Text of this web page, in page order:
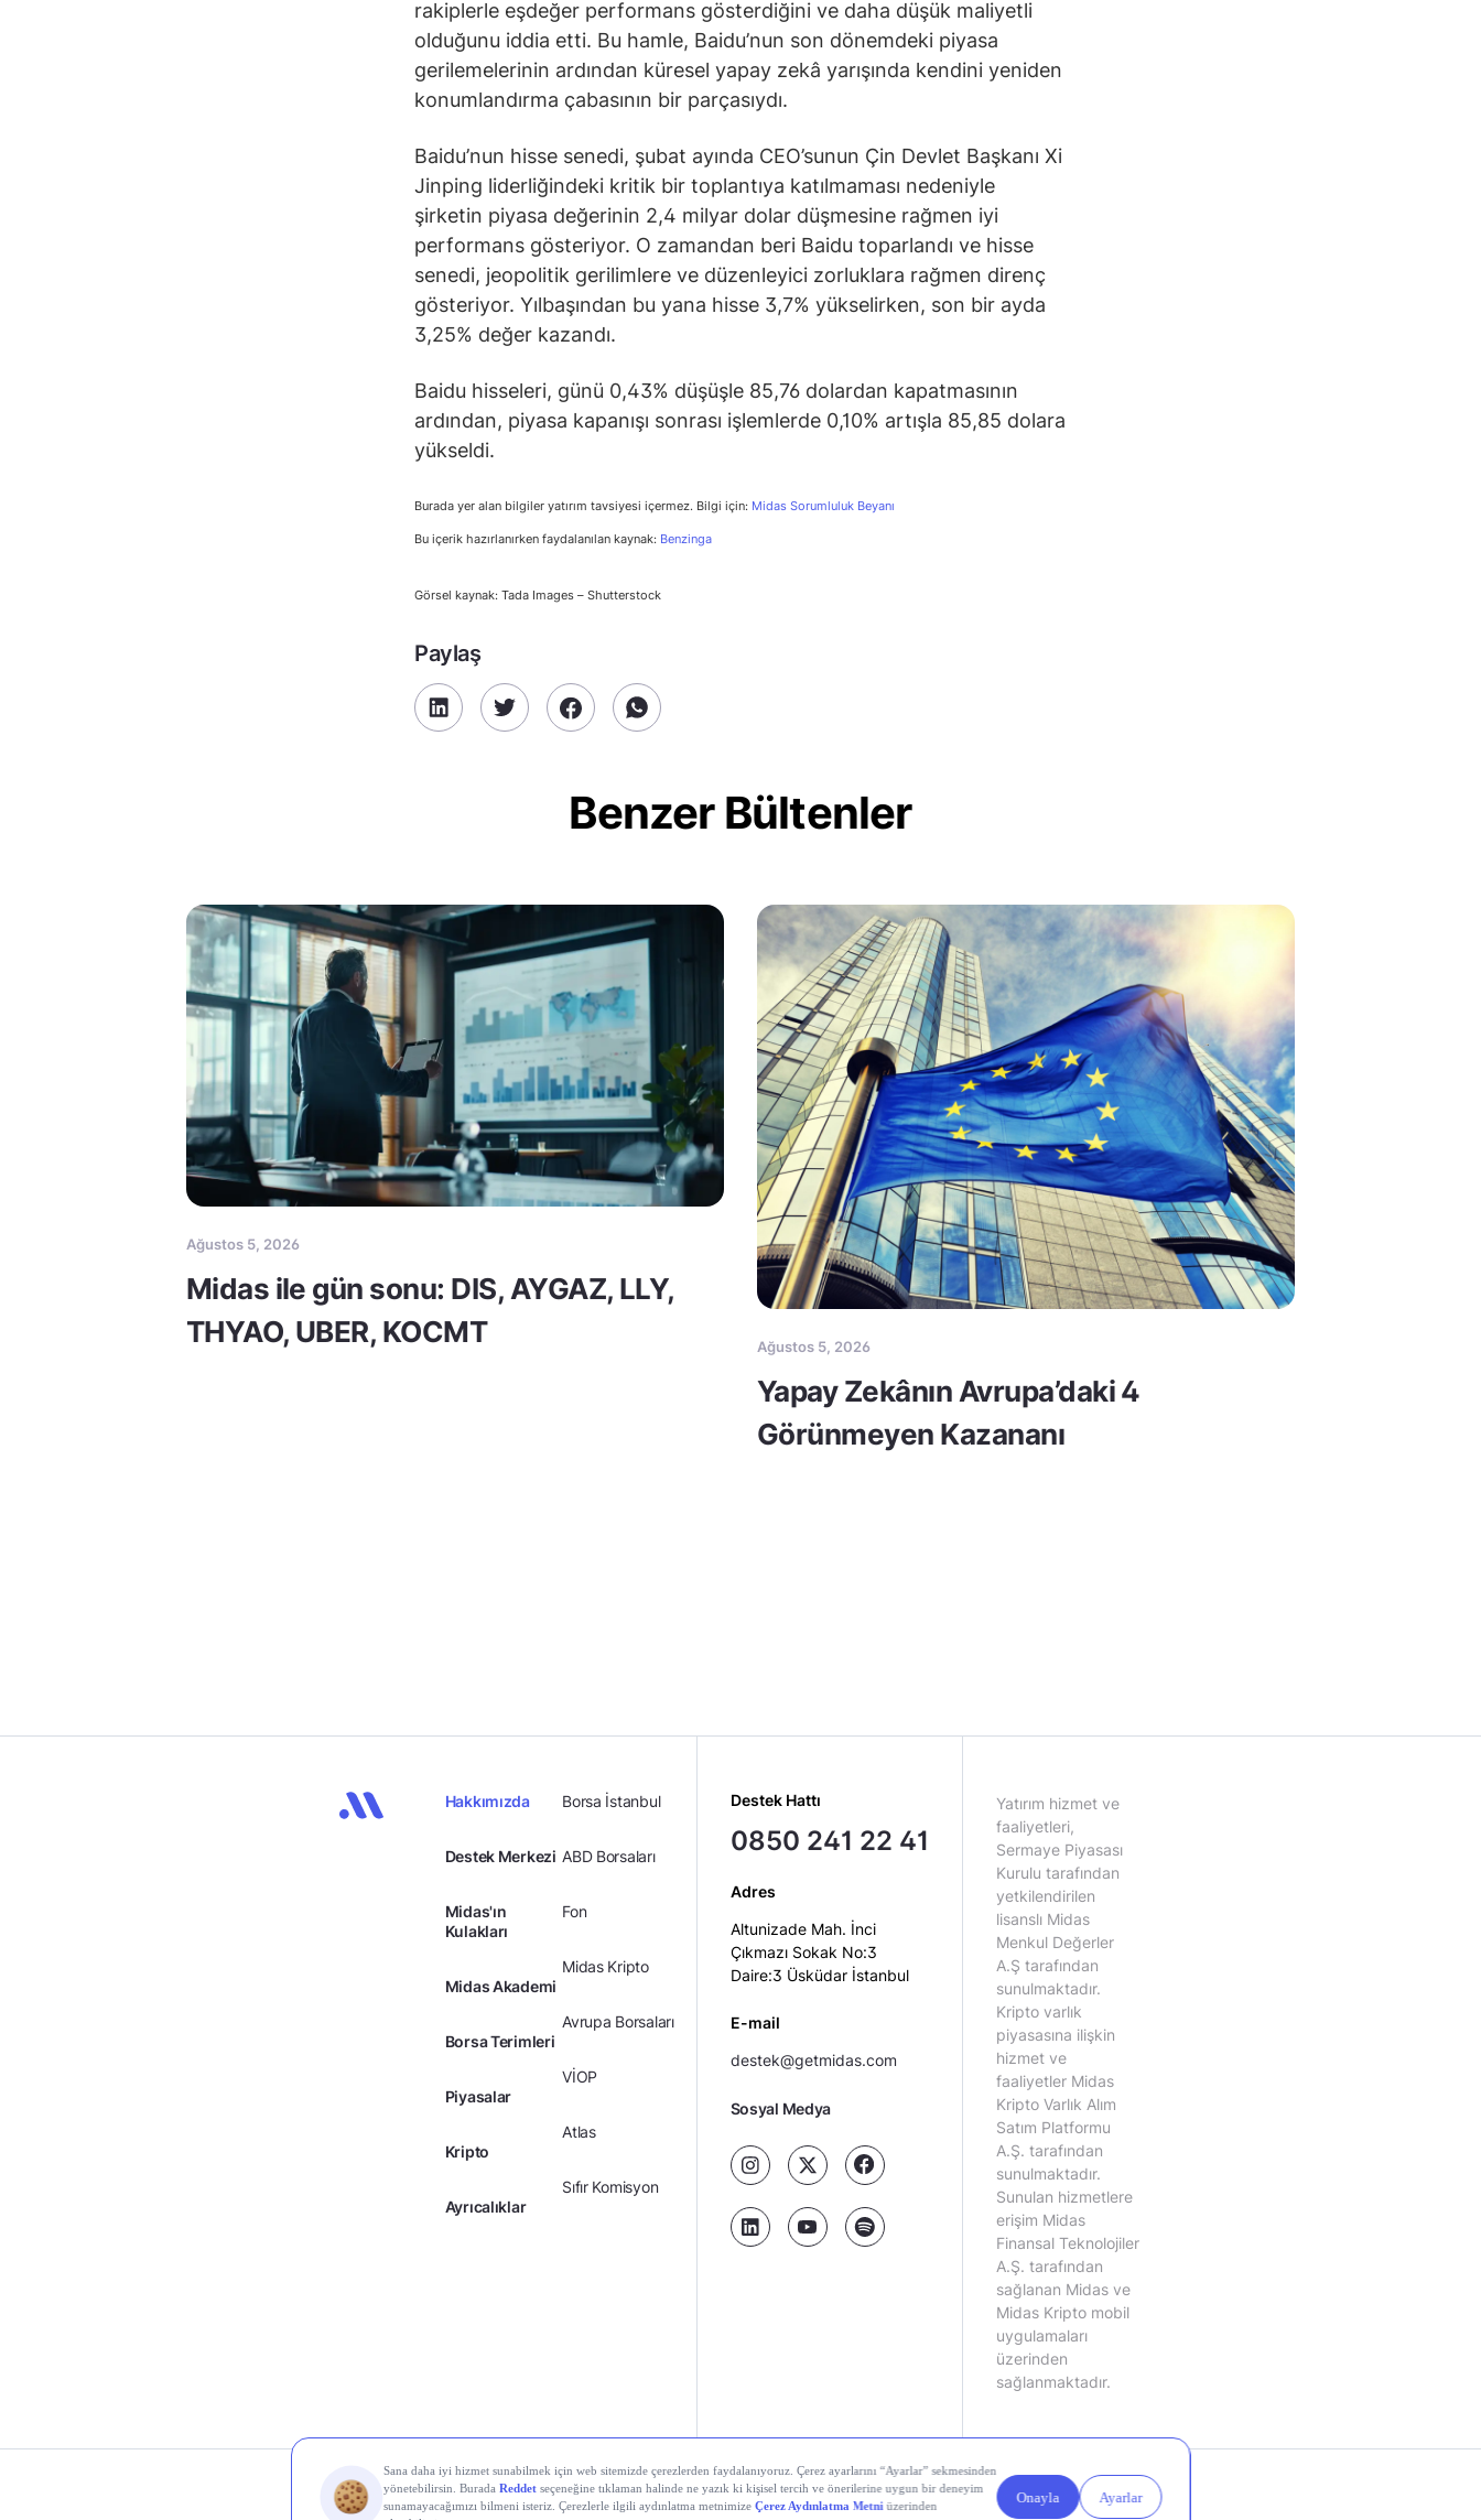
rakiplerle eşdeğer performans gösterdiğini ve daha düşük maliyetli
olduğunu iddia etti. Bu hamle, Baidu’nun son dönemdeki piyasa
gerilemelerinin ardından küresel yapay zekâ yarışında kendini yeniden
konumlandırma çabasının bir parçasıydı.
Baidu’nun hisse senedi, şubat ayında CEO’sunun Çin Devlet Başkanı Xi
Jinping liderliğindeki kritik bir toplantıya katılmaması nedeniyle
şirketin piyasa değerinin 2,4 milyar dolar düşmesine rağmen iyi
performans gösteriyor. O zamandan beri Baidu toparlandı ve hisse
senedi, jeopolitik gerilimlere ve düzenleyici zorluklara rağmen direnç
gösteriyor. Yılbaşından bu yana hisse 3,7% yükselirken, son bir ayda
3,25% değer kazandı.
Baidu hisseleri, günü 0,43% düşüşle 85,76 dolardan kapatmasının
ardından, piyasa kapanışı sonrası işlemlerde 0,10% artışla 85,85 dolara
yükseldi.
Burada yer alan bilgiler yatırım tavsiyesi içermez. Bilgi için: Midas Sorumluluk Beyanı
Bu içerik hazırlanırken faydalanılan kaynak: Benzinga
Görsel kaynak: Tada Images – Shutterstock
Paylaş
Benzer Bültenler
Ağustos 5, 2026
Midas ile gün sonu: DIS, AYGAZ, LLY,
THYAO, UBER, KOCMT
Ağustos 5, 2026
Yapay Zekânın Avrupa’daki 4
Görünmeyen Kazananı
Hakkımızda
Destek Merkezi
Midas'ın
Kulakları
Midas Akademi
Borsa Terimleri
Piyasalar
Kripto
Ayrıcalıklar
Borsa İstanbul
ABD Borsaları
Fon
Midas Kripto
Avrupa Borsaları
VİOP
Atlas
Sıfır Komisyon
Destek Hattı
0850 241 22 41
Adres
Altunizade Mah. İnci
Çıkmazı Sokak No:3
Daire:3 Üsküdar İstanbul
E-mail
destek@getmidas.com
Sosyal Medya
Yatırım hizmet ve
faaliyetleri,
Sermaye Piyasası
Kurulu tarafından
yetkilendirilen
lisanslı Midas
Menkul Değerler
A.Ş tarafından
sunulmaktadır.
Kripto varlık
piyasasına ilişkin
hizmet ve
faaliyetler Midas
Kripto Varlık Alım
Satım Platformu
A.Ş. tarafından
sunulmaktadır.
Sunulan hizmetlere
erişim Midas
Finansal Teknolojiler
A.Ş. tarafından
sağlanan Midas ve
Midas Kripto mobil
uygulamaları
üzerinden
sağlanmaktadır.
© 2026 Midas Finansal Teknolojiler A.Ş. Tüm hakları saklıdır.
Kişisel
Gizlilik
Yasal
Çerez